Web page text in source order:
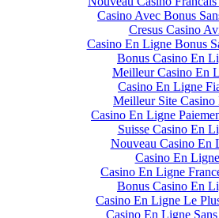
Casino Avec Bonus
Cresus Casino
Casino En Ligne Bonus
Bonus Casino En
Meilleur Casino En
Casino En Ligne
Meilleur Site
Casino En Ligne
Suisse Casino En
Nouveau Casino En
Casino En Ligne
Casino En Ligne
Bonus Casino En
Casino En Ligne Le
Casino En Ligne